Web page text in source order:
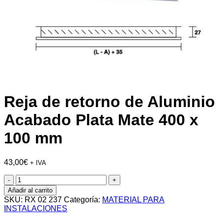
Reja de retorno de Aluminio
Acabado Plata Mate 400 x
100 mm
43,00€ + IVA
Reja
de
retorno
de
Aluminio
Añadir al carrito
SKU: RX 02 237 Categoría: MATERIAL PARA
INSTALACIONES